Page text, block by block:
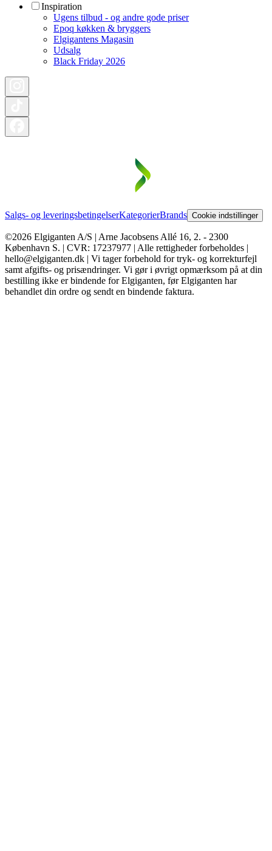
Inspiration
Ugens tilbud - og andre gode priser
Epoq køkken & bryggers
Elgigantens Magasin
Udsalg
Black Friday 2026
Salgs- og leveringsbetingelserKategorierBrands Cookie indstillinger
©2026 Elgiganten A/S | Arne Jacobsens Allé 16, 2. - 2300
København S. | CVR: 17237977 | Alle rettigheder forbeholdes |
hello@elgiganten.dk | Vi tager forbehold for tryk- og korrekturfejl
samt afgifts- og prisændringer. Vi gør i øvrigt opmærksom på at din
bestilling ikke er bindende for Elgiganten, før Elgiganten har
behandlet din ordre og sendt en bindende faktura.